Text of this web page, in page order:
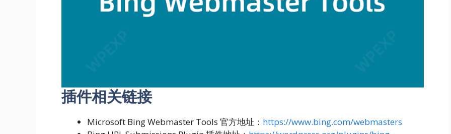
插件相关链接
Microsoft Bing Webmaster Tools 官方地址： https://www.bing.com/webmasters